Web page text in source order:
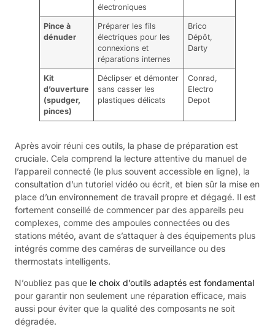
électroniques
Pince à
dénuder
Préparer les fils
électriques pour les
connexions et
réparations internes
Brico
Dépôt,
Darty
Kit
d’ouverture
(spudger,
pinces)
Déclipser et démonter
sans casser les
plastiques délicats
Conrad,
Electro
Depot
Après avoir réuni ces outils, la phase de préparation est
cruciale. Cela comprend la lecture attentive du manuel de
l’appareil connecté (le plus souvent accessible en ligne), la
consultation d’un tutoriel vidéo ou écrit, et bien sûr la mise en
place d’un environnement de travail propre et dégagé. Il est
fortement conseillé de commencer par des appareils peu
complexes, comme des ampoules connectées ou des
stations météo, avant de s’attaquer à des équipements plus
intégrés comme des caméras de surveillance ou des
thermostats intelligents.
N’oubliez pas que le choix d’outils adaptés est fondamental
pour garantir non seulement une réparation efficace, mais
aussi pour éviter que la qualité des composants ne soit
dégradée.